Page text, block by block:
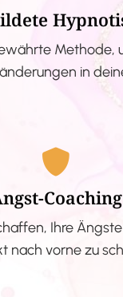
Methode,
in
Coaching
Ihre
nach vorne zu